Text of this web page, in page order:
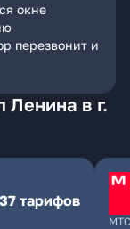
окне
перезвонит и
Ленина в г.
37 тарифов
МТС